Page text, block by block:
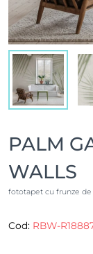
PALM
WALLS
fototapet cu frunze
Cod: RBW-